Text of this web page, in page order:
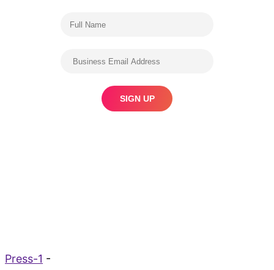
Press-1 -